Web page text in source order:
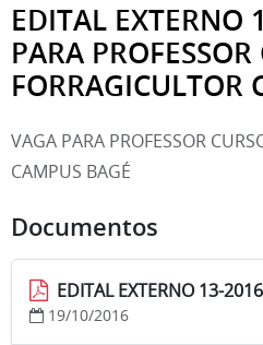
EDITAL EXTERNO
PARA PROFESSOR
FORRAGICULTOR
VAGA PARA PROFESSOR
CAMPUS BAGÉ
Documentos
EDITAL EXTERNO 13-
19/10/2016